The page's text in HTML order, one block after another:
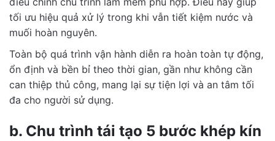
tối ưu hiệu quả xử lý trong khi vẫn tiết kiệm nước và
muối hoàn nguyên.
Toàn bộ quá trình vận hành diễn ra hoàn toàn tự động,
ổn định và bền bỉ theo thời gian, gần như không cần
can thiệp thủ công, mang lại sự tiện lợi và an tâm tối
đa cho người sử dụng.
b. Chu trình tái tạo 5 bước khép kín